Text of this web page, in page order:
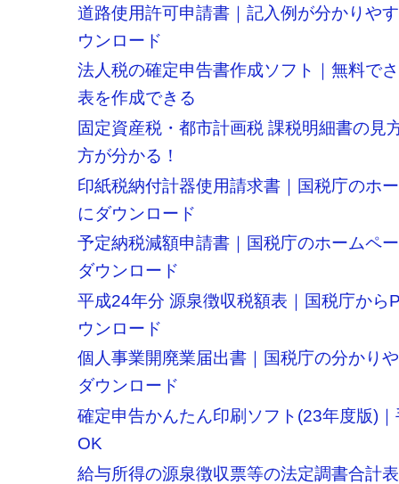
道路使用許可申請書｜記入例が分かりや
ウンロード
法人税の確定申告書作成ソフト｜無料で
表を作成できる
固定資産税・都市計画税 課税明細書の見
方が分かる！
印紙税納付計器使用請求書｜国税庁のホ
にダウンロード
予定納税減額申請書｜国税庁のホームペ
ダウンロード
平成24年分 源泉徴収税額表｜国税庁から
ウンロード
個人事業開廃業届出書｜国税庁の分かり
ダウンロード
確定申告かんたん印刷ソフト(23年度版)
OK
給与所得の源泉徴収票等の法定調書合計